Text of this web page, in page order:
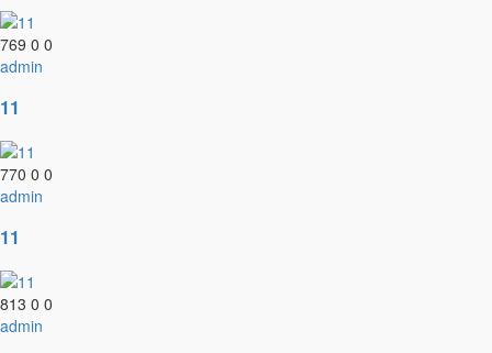
769 0 0
admin
11
770 0 0
admin
11
813 0 0
admin